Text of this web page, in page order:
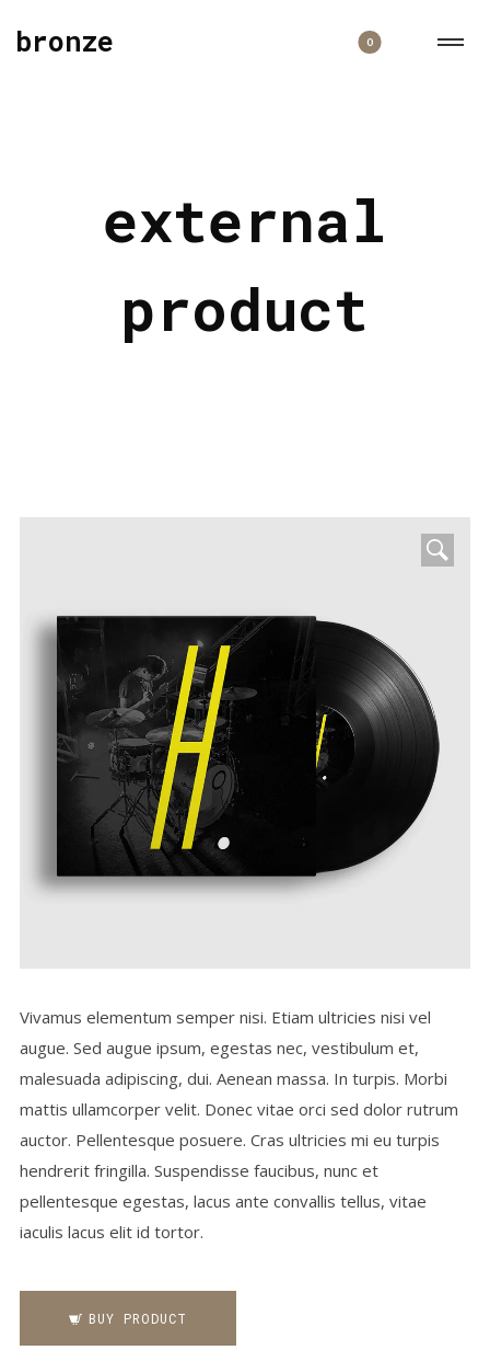
bronze 0
external
product
Vivamus elementum semper nisi. Etiam ultricies nisi vel
augue. Sed augue ipsum, egestas nec, vestibulum et,
malesuada adipiscing, dui. Aenean massa. In turpis. Morbi
mattis ullamcorper velit. Donec vitae orci sed dolor rutrum
auctor. Pellentesque posuere. Cras ultricies mi eu turpis
hendrerit fringilla. Suspendisse faucibus, nunc et
pellentesque egestas, lacus ante convallis tellus, vitae
iaculis lacus elit id tortor.
BUY PRODUCT